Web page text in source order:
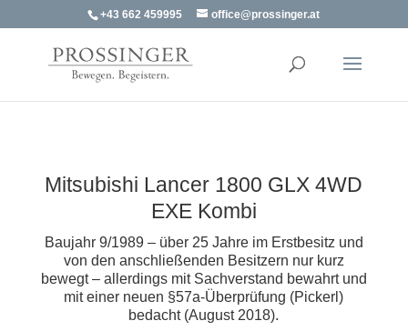
+43 662 459995 office@prossinger.at
Mitsubishi Lancer 1800 GLX 4WD
EXE Kombi
Baujahr 9/1989 – über 25 Jahre im Erstbesitz und
von den anschließenden Besitzern nur kurz
bewegt – allerdings mit Sachverstand bewahrt und
mit einer neuen §57a-Überprüfung (Pickerl)
bedacht (August 2018).